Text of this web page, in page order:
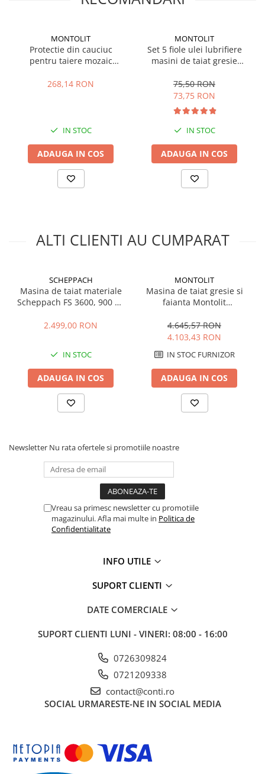
Accesorii masini de taiat
Finisare si Prelucrare suprafete
Vibratoare beton
Aplicatoare cu banda
Slefuitoare pereti
Accesorii prelucrare suprafete
Sisteme pompare
Pompe spuma poliuretanica
Compactoare
Maiuri compactoare
Placi compactoare unidirectionale
Cilindri vibrocompactori
Accesorii compactoare
Betoniere si Malaxoare
Depozitare, transport si protectie
Scari de lucru si schele
Echipamente de ridicat
Echipamente pentru transport
Accesorii pentru depozitare,
Masini de sapat
Masini de sapat santuri (Trenchere)
Foreze pentru subtraversari
Accesorii pentru santier
Tubulatura evacuare deseuri
Scule si unelte
Scule electrice
MONTOLIT
Protectie din cauciuc
pentru taiere mozaic
268,14 RON
IN STOC
ADAUGA IN COS
MONTOLIT
Set 5 fiole ulei lubrifiere
masini de taiat gresie
75,50 RON
73,75 RON
IN STOC
ADAUGA IN COS
ALTI CLIENTI AU CUMPARAT
SCHEPPACH
Masina de taiat materiale
Scheppach FS 3600, 900 W,
2.499,00 RON
IN STOC
ADAUGA IN COS
MONTOLIT
Masina de taiat gresie si
faianta Montolit
1250 mm
4.645,57 RON
4.103,43 RON
IN STOC FURNIZOR
ADAUGA IN COS
Newsletter Nu rata ofertele si promotiile noastre
Vreau sa primesc newsletter cu promotiile
magazinului. Afla mai multe in Politica de
Confidentialitate
INFO UTILE
SUPORT CLIENTI
DATE COMERCIALE
SUPORT CLIENTI LUNI - VINERI: 08:00 - 16:00
0726309824
0721209338
contact@conti.ro
SOCIAL URMARESTE-NE IN SOCIAL MEDIA